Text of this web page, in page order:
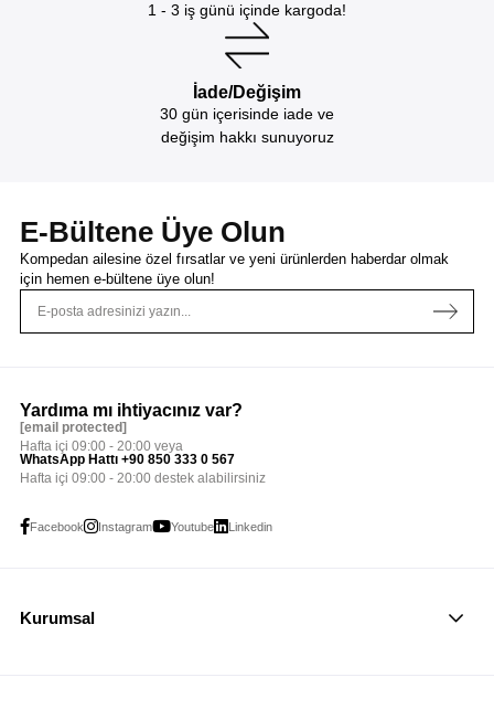
1 - 3 iş günü içinde kargoda!
İade/Değişim
30 gün içerisinde iade ve
değişim hakkı sunuyoruz
E-Bültene Üye Olun
Kompedan ailesine özel fırsatlar ve yeni ürünlerden haberdar olmak
için hemen e-bültene üye olun!
Yardıma mı ihtiyacınız var?
[email protected]
Hafta içi 09:00 - 20:00 veya
WhatsApp Hattı +90 850 333 0 567
Hafta içi 09:00 - 20:00 destek alabilirsiniz
Facebook Instagram Youtube Linkedin
Kurumsal